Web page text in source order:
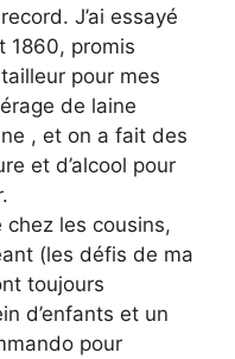
J’ai essayé
1860, promis
pour mes
de laine
, et on a fait des
et d’alcool pour
chez les cousins,
(les défis de ma
toujours
d’enfants et un
pour